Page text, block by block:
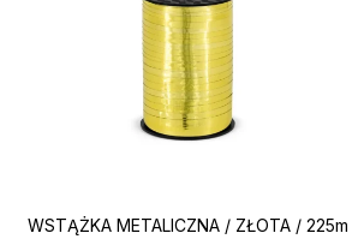
WSTĄŻKA METALICZNA / ZŁOTA / 225m